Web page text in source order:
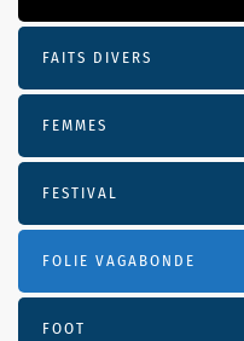
FAITS DIVERS
FEMMES
FESTIVAL
FOLIE VAGABONDE
FOOT